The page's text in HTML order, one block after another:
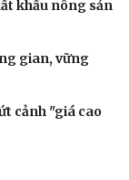
khẩu nông sản
gian, vững
cảnh "giá cao